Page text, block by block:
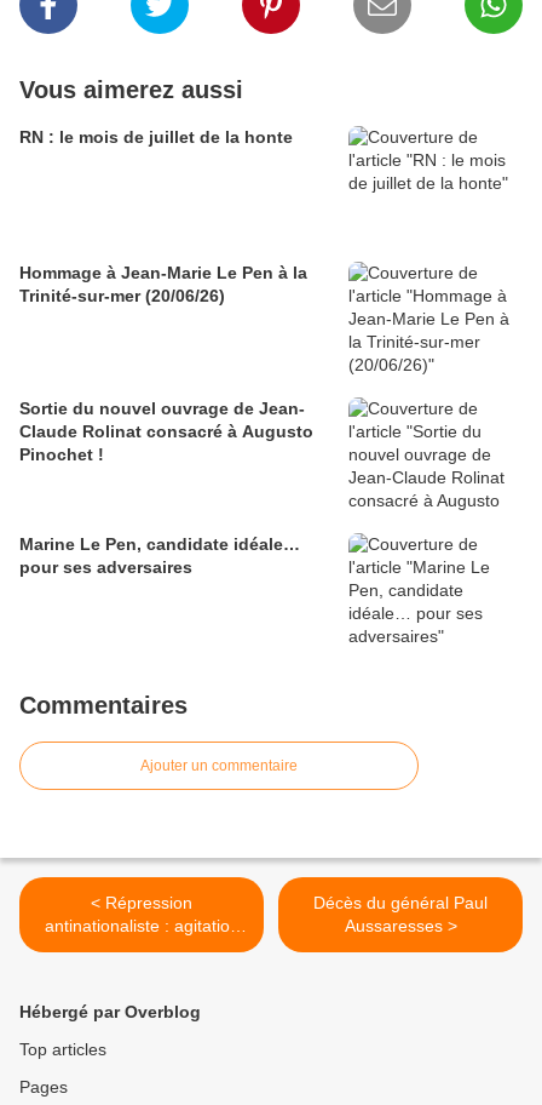
Vous aimerez aussi
RN : le mois de juillet de la honte
Hommage à Jean-Marie Le Pen à la
Trinité-sur-mer (20/06/26)
Sortie du nouvel ouvrage de Jean-
Claude Rolinat consacré à Augusto
Pinochet !
Marine Le Pen, candidate idéale…
pour ses adversaires
Commentaires
Ajouter un commentaire
< Répression
antinationaliste : agitation
en Allemagne
Décès du général Paul
Aussaresses >
Hébergé par Overblog
Top articles
Pages